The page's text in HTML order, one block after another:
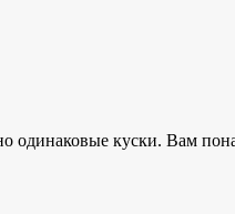
одинаковые куски. Вам